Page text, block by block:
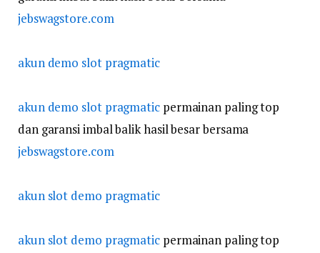
jebswagstore.com
akun demo slot pragmatic
akun demo slot pragmaticpermainan paling top
dan garansi imbal balik hasil besar bersama
jebswagstore.com
akun slot demo pragmatic
akun slot demo pragmaticpermainan paling top